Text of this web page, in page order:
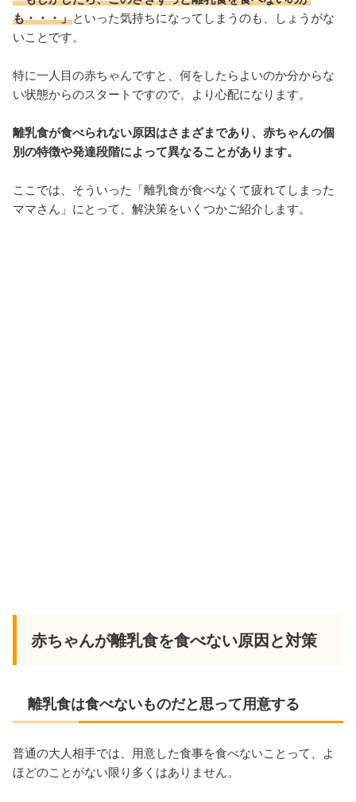
も・・・」といった気持ちになってしまうのも、しょうがな
いことです。
特に一人目の赤ちゃんですと、何をしたらよいのか分からな
い状態からのスタートですので、より心配になります。
離乳食が食べられない原因はさまざまであり、赤ちゃんの個
別の特徴や発達段階によって異なることがあります。
ここでは、そういった「離乳食が食べなくて疲れてしまった
ママさん」にとって、解決策をいくつかご紹介します。
赤ちゃんが離乳食を食べない原因と対策
離乳食は食べないものだと思って用意する
普通の大人相手では、用意した食事を食べないことって、よ
ほどのことがない限り多くはありません。